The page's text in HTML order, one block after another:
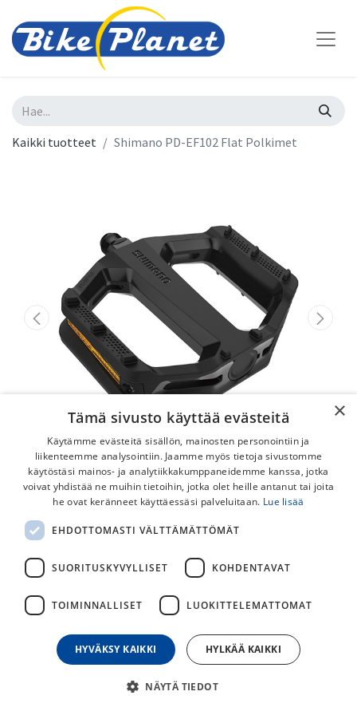
Kaikki tuotteet Shimano PD-EF102 Flat Polkimet
Shimano PD-EF102 Flat Polkimet
ajoon kestävällä akselilla ja polkimen rungolla.
35,00€
päivän alin hinta
×
Tämä sivusto käyttää evästeitä
Käytämme evästeitä sisällön, mainosten personointiin ja
liikenteemme analysointiin. Jaamme myös tietoja sivustomme
käytöstäsi mainos- ja analytiikkakumppaneidemme kanssa, jotka
voivat yhdistää ne muihin tietoihin, jotka olet heille antanut tai joita
he ovat keränneet käyttäessäsi palveluitaan. Lue lisää
EHDOTTOMASTI VÄLTTÄMÄTTÖMÄT
SUORITUSKYVYLLISET KOHDENTAVAT
TOIMINNALLISET LUOKITTELEMATTOMAT
HYVÄKSY KAIKKI HYLKÄÄ KAIKKI
NÄYTÄ TIEDOT